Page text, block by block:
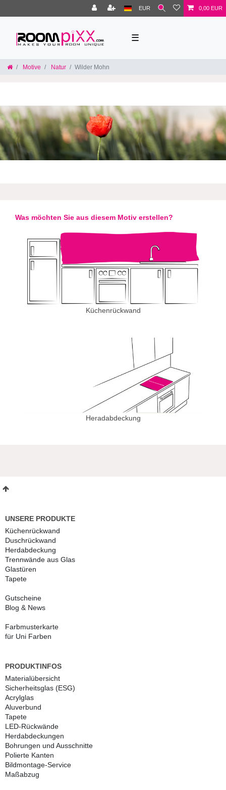
EUR 0,00 EUR
☰
Motive Natur Wilder Mohn
Was möchten Sie aus diesem Motiv erstellen?
Küchenrückwand
Heradabdeckung
UNSERE PRODUKTE
Küchenrückwand
Duschrückwand
Herdabdeckung
Trennwände aus Glas
Glastüren
Tapete
Gutscheine
Blog & News
Farbmusterkarte
für Uni Farben
PRODUKTINFOS
Materialübersicht
Sicherheitsglas (ESG)
Acrylglas
Aluverbund
Tapete
LED-Rückwände
Herdabdeckungen
Bohrungen und Ausschnitte
Polierte Kanten
Bildmontage-Service
Maßabzug